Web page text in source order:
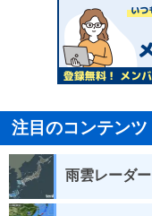
注目のコンテンツ
雨雲レーダー